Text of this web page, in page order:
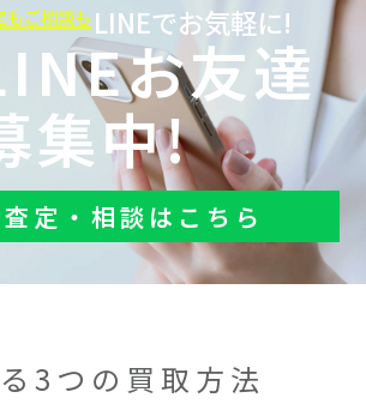
もご相談も LINEでお気軽に!
お友達
集中!
定・相談はこちら
3つの買取方法